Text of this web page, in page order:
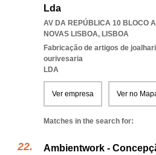
Lda
AV DA REPÚBLICA 10 BLOCO
NOVAS LISBOA, LISBOA
Fabricação de artigos de
ourivesaria
LDA
Ver empresa Ver no
Matches in the search for:
Ambientwork -